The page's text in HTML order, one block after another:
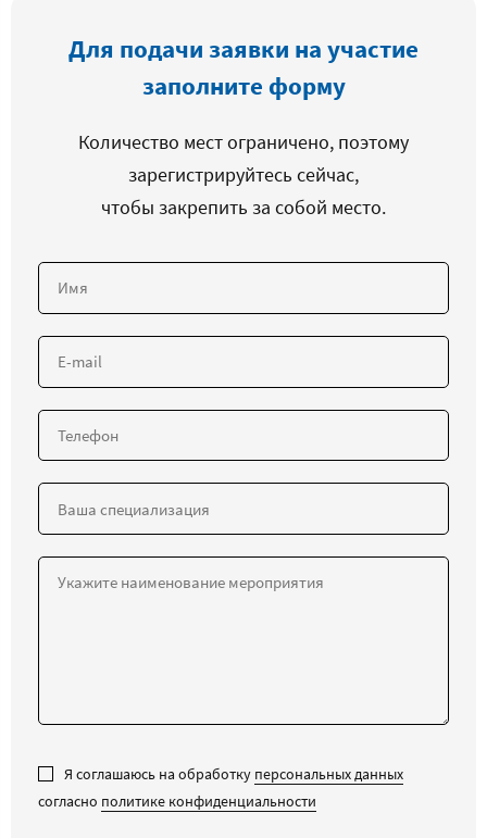
Для подачи заявки на участие
заполните форму
Количество мест ограничено, поэтому
зарегистрируйтесь сейчас,
чтобы закрепить за собой место.
Я соглашаюсь на обработку персональных данных
согласно политике конфиденциальности